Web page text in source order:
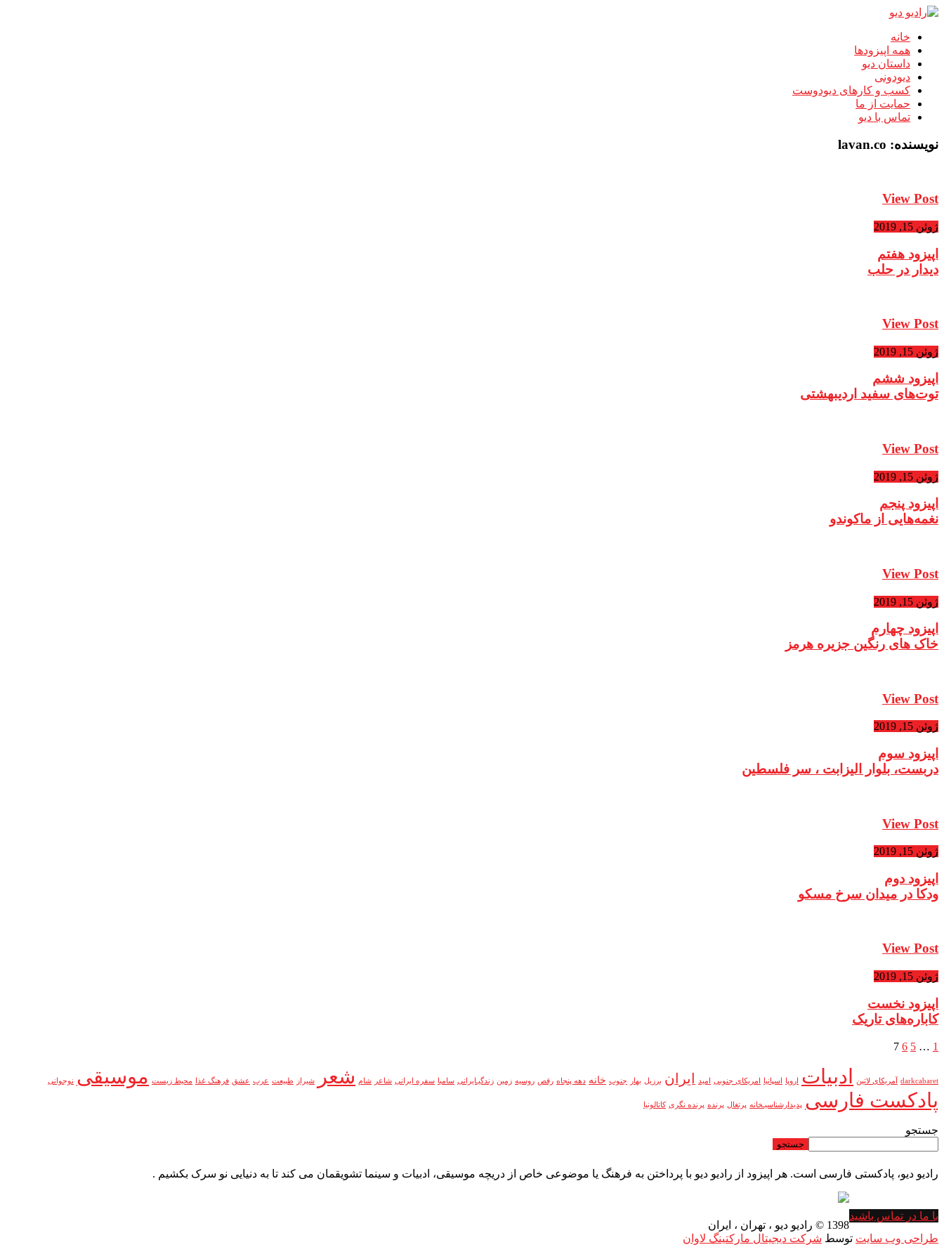
خانه
همه اپیزودها
داستان دیو
دیودونی
کسب و کارهای دیودوست
حمایت از ما
تماس با دیو
نویسنده: lavan.co
View Post
ژوئن 15, 2019
اپیزود هفتم
دیدار در حلب
View Post
ژوئن 15, 2019
اپیزود ششم
توت‌های سفید اردیبهشتی
View Post
ژوئن 15, 2019
اپیزود پنجم‌
نغمه‌هایی از ماکوندو
View Post
ژوئن 15, 2019
اپیزود چهارم
خاک های رنگین جزیره هرمز
View Post
ژوئن 15, 2019
اپیزود سوم
دربست، بلوار الیزابت ، سر فلسطین
View Post
ژوئن 15, 2019
اپیزود دوم
ودکا در میدان سرخ مسکو
View Post
ژوئن 15, 2019
اپیزود نخست
کاباره‌های تاریک
1
…
5
6
7
darkcabaret آمریکای لاتین ادبیات اروپا اسپانیا امریکای جنوبی امید ایران برزیل بهار جنوب خانه دهه پنجاه رقص روسیه زمین زندگیـایرانی سامبا سفره ایرانی شاعر شام شعر شیراز طبیعت عرب عشق فرهنگ غذا محیط زیست موسیقی نوجوانی
پادکست فارسی پدیدارشناسیـخانه پرتغال پرنده پرنده نگری کاتالونیا
جستجو
جستجو
رادیو دیو، پادکستی فارسی است. هر اپیزود از رادیو دیو با پرداختن به فرهنگ یا موضوعی خاص از دریچه موسیقی، ادبیات و سینما تشویقمان می کند تا به دنیایی نو سرک بکشیم .
با ما در تماس باشید
1398 © رادیو دیو ، تهران ، ایران
طراحی وب سایت توسط شرکت دیجیتال مارکتینگ لاوان